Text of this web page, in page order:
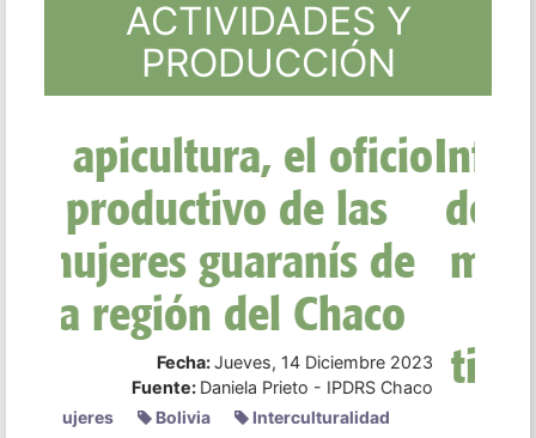
Informe Mujeres: Más
de 30 testimonios de
mujeres desde y por
las luchas por la
tierra y territorio en
Sudamérica
Lunes, 11 Diciembre 2023
Fuente:IPDRS
Investigación